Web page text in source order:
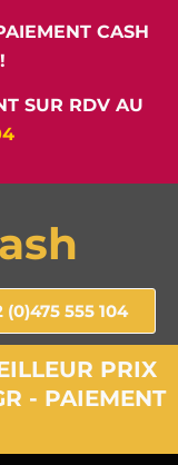
CASH
SUR RDV AU
(0)475 555 104
PRIX
- PAIEMENT